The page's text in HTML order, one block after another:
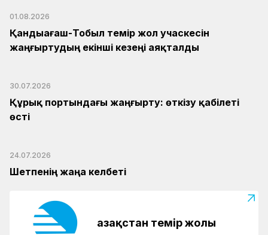
01.08.2026
Қандыағаш-Тобыл темір жол учаскесін
жаңғыртудың екінші кезеңі аяқталды
30.07.2026
Құрық портындағы жаңғырту: өткізу қабілеті
өсті
24.07.2026
Шетпенің жаңа келбеті
Қазақстан темір жолы